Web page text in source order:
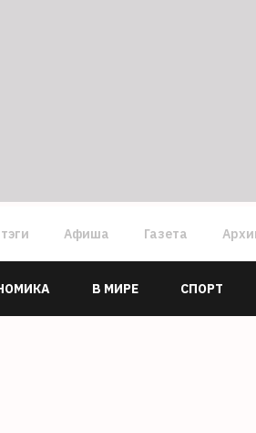
Афиша Газета
В МИРЕ СПОРТ